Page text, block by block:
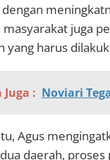
masyarakat juga
yang harus
Juga : Noviari
Agus
daerah,